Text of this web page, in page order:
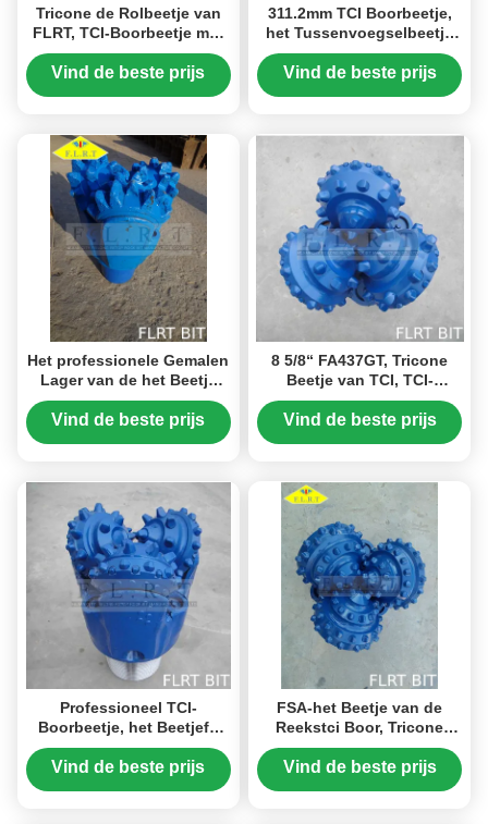
Tricone de Rolbeetje van
FLRT, TCI-Boorbeetje met
het In orde maken van
Snijder api-7-1 Norm
Vind de beste prijs
311.2mm TCI Boorbeetje,
het Tussenvoegselbeetje
van het Wolframcarbide
met
Vind de beste prijs
Het professionele Gemalen
Lager van de het Beetje
Verzegelde Rol van de
Tandboor voor Zachte
Vind de beste prijs
8 5/8“ FA437GT, Tricone
Beetje van TCI, TCI-
Boorbeetje, het Beetje van
de Oliebronboor
Vind de beste prijs
Professioneel TCI-
Boorbeetje, het Beetjefa
Reeks van de Oliebronboor
met Drie Straalpijpen
Vind de beste prijs
FSA-het Beetje van de
Reekstci Boor, Tricone
Boorbeetje 9 7/8 FSA537G
02 Blauwe Kleur
Vind de beste prijs